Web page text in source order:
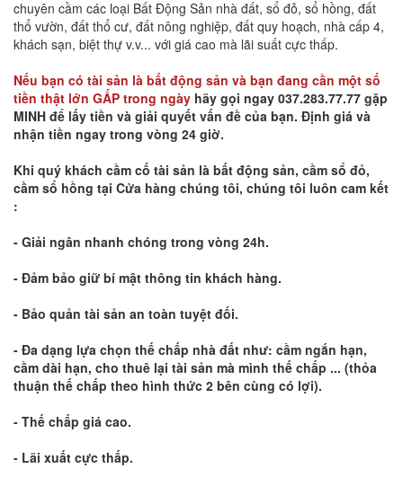
chuyên cầm các loại Bất Động Sản nhà đất, sổ đỏ, sổ hồng, đất
thổ vườn, đất thổ cư, đất nông nghiệp, đất quy hoạch, nhà cấp 4,
khách sạn, biệt thự v.v... với giá cao mà lãi suất cực thấp.
Nếu bạn có tài sản là bất động sản và bạn đang cần một số
tiền thật lớn GẤP trong ngày hãy gọi ngay 037.283.77.77 gặp
MINH để lấy tiền và giải quyết vấn đề của bạn. Định giá và
nhận tiền ngay trong vòng 24 giờ.
Khi quý khách cầm cố tài sản là bất động sản, cầm sổ đỏ,
cầm sổ hồng tại Cửa hàng chúng tôi, chúng tôi luôn cam kết
:
- Giải ngân nhanh chóng trong vòng 24h.
- Đảm bảo giữ bí mật thông tin khách hàng.
- Bảo quản tài sản an toàn tuyệt đối.
- Đa dạng lựa chọn thế chấp nhà đất như: cầm ngắn hạn,
cầm dài hạn, cho thuê lại tài sản mà mình thế chấp ... (thỏa
thuận thế chấp theo hình thức 2 bên cùng có lợi).
- Thế chấp giá cao.
- Lãi xuất cực thấp.